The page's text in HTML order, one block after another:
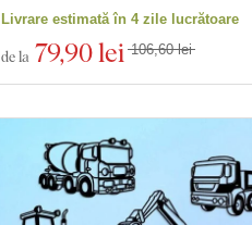
Livrare estimată în 4 zile lucrătoare
de la 79,90 lei 106,60 lei